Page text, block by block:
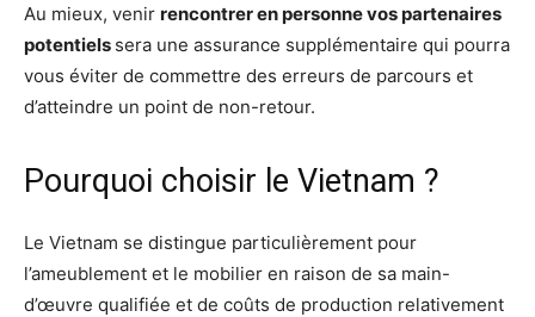
Au mieux, venir rencontrer en personne vos partenaires
potentiels sera une assurance supplémentaire qui pourra
vous éviter de commettre des erreurs de parcours et
d’atteindre un point de non-retour.
Pourquoi choisir le Vietnam ?
Le Vietnam se distingue particulièrement pour
l’ameublement et le mobilier en raison de sa main-
d’œuvre qualifiée et de coûts de production relativement